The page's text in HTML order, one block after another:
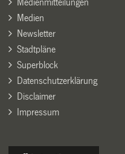
Medien
Newsletter
Stadtpläne
Superblock
Datenschutzerklärung
Disclaimer
Impressum